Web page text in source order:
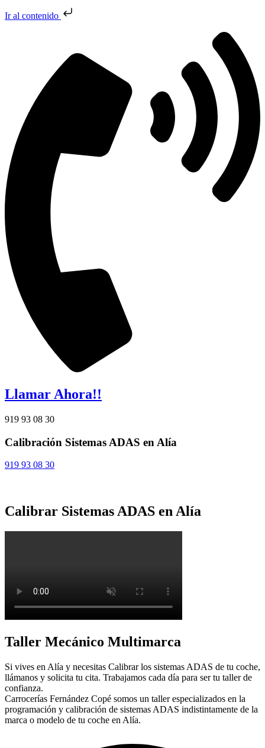
Ir al contenido
Llamar Ahora!!
919 93 08 30
Calibración Sistemas ADAS en Alía
919 93 08 30
Calibrar Sistemas ADAS en Alía
Taller Mecánico Multimarca
Si vives en Alía y necesitas Calibrar los sistemas ADAS de tu coche,
llámanos y solicita tu cita. Trabajamos cada día para ser tu taller de
confianza.
Carrocerías Fernández Copé somos un taller especializados en la
programación y calibración de sistemas ADAS indistintamente de la
marca o modelo de tu coche en Alía.